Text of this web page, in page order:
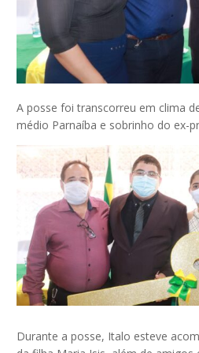
A posse foi transcorreu em clima
médio Parnaíba e sobrinho do ex-
Durante a posse, Italo esteve